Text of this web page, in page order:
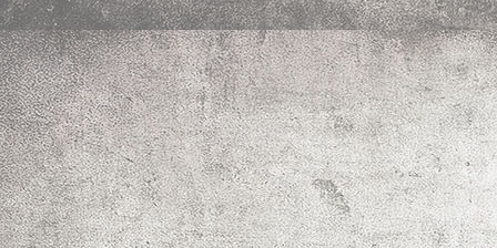
Erdbeerblüte Bestäubung durch Hummel